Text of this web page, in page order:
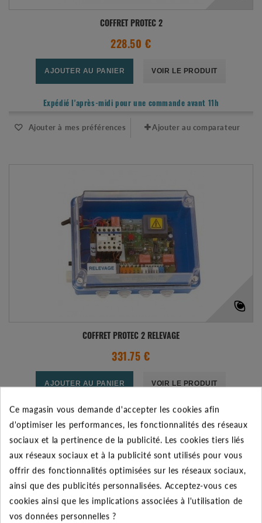
COFFRET PROTEC 2
228.50 €
AJOUTER AU PANIER VOIR LE PRODUIT
Expédié l'après-midi pour une commande avant 11h
Ajouter à mes préférences Ajouter au comparateur
COFFRET PROTEC 2 RELEVAGE
331.75 €
AJOUTER AU PANIER VOIR LE PRODUIT
Expédié l'après-midi pour une commande avant 11h
Ajouter à mes préférences Ajouter au comparateur
Ce magasin vous demande d'accepter les cookies afin
d'optimiser les performances, les fonctionnalités des réseaux
sociaux et la pertinence de la publicité. Les cookies tiers liés
aux réseaux sociaux et à la publicité sont utilisés pour vous
offrir des fonctionnalités optimisées sur les réseaux sociaux,
ainsi que des publicités personnalisées. Acceptez-vous ces
cookies ainsi que les implications associées à l'utilisation de
vos données personnelles ?